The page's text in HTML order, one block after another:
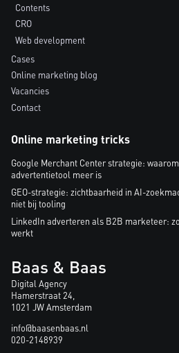
Contents
CRO
Web development
Cases
Online marketing blog
Vacancies
Contact
Online marketing tricks
Google Merchant Center strategie:
advertentietool meer is
GEO-strategie: zichtbaarheid in AI-
niet bij tooling
LinkedIn adverteren als B2B marketeer:
werkt
Baas & Baas
Digital Agency
Hamerstraat 24,
1021 JW Amsterdam
info@baasenbaas.nl
020-2148939